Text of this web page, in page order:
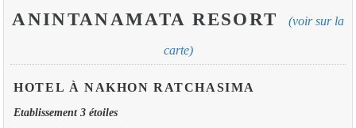
ANINTANAMATA RESORT (voir sur la
carte)
HOTEL À NAKHON RATCHASIMA
Etablissement 3 étoiles